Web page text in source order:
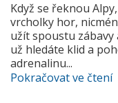
Když se řeknou
vrcholky hor,
užít spoustu
už hledáte klid a
adrenalinu...
Pokračovat ve čtení